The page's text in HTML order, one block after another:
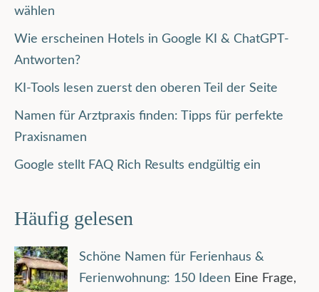
wählen
Wie erscheinen Hotels in Google KI & ChatGPT-
Antworten?
KI-Tools lesen zuerst den oberen Teil der Seite
Namen für Arztpraxis finden: Tipps für perfekte
Praxisnamen
Google stellt FAQ Rich Results endgültig ein
Häufig gelesen
Schöne Namen für Ferienhaus &
Ferienwohnung: 150 Ideen Eine Frage,